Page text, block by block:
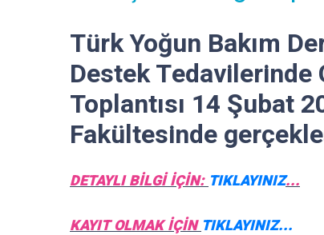
Türk Yoğun Bakım
Destek Tedavilerinde
Toplantısı 14 Şubat
Fakültesinde
DETAYLI BİLGİ İÇİN:TIKLAYINIZ...
KAYIT OLMAK İÇİNTIKLAYINIZ...